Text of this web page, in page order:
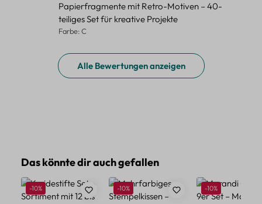
Papierfragmente mit Retro-Motiven – 40-
teiliges Set für kreative Projekte
Farbe: C
Alle Bewertungen anzeigen
Produktgalerie überspringen
Das könnte dir auch gefallen
Rabatt
-10% Rabatt
-10% Rabatt
-10%